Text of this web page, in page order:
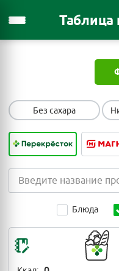
Таблица
Без сахара
Блюда